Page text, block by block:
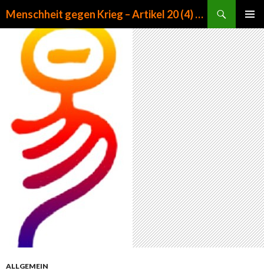
Menschheit gegen Krieg – Artikel 20 (4) GG
MENÜ
ALLGEMEIN